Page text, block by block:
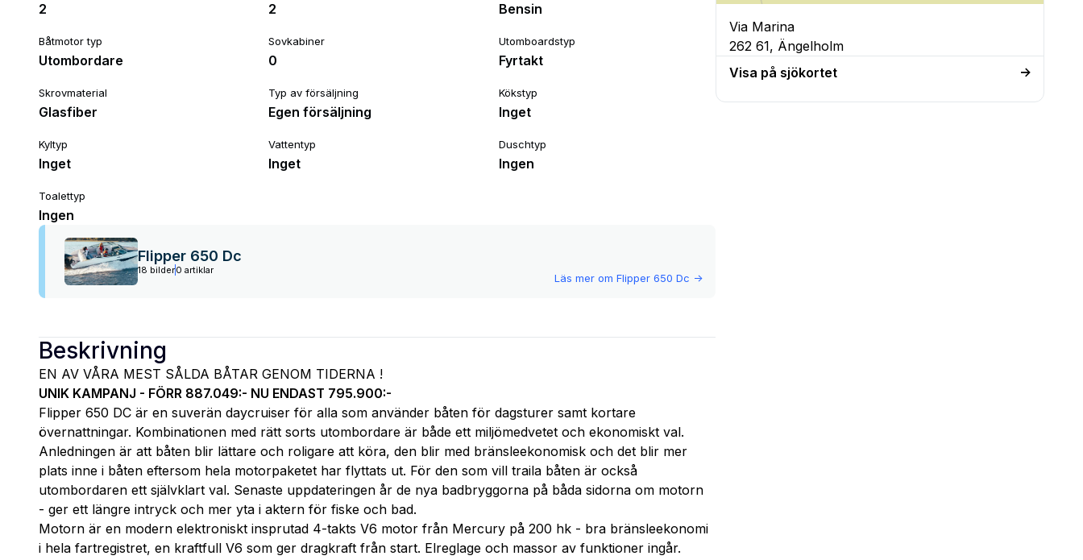
2 2 Bensin
Båtmotor typ
Utombordare
Sovkabiner
0
Utomboardstyp
Fyrtakt
Skrovmaterial
Glasfiber
Typ av försäljning
Egen försäljning
Kökstyp
Inget
Kyltyp
Inget
Vattentyp
Inget
Duschtyp
Ingen
Toalettyp
Ingen
Flipper 650 Dc
18 bilder0 artiklar
Läs mer omFlipper 650 Dc ->
Beskrivning
EN AV VÅRA MEST SÅLDA BÅTAR GENOM TIDERNA !
UNIK KAMPANJ - FÖRR 887.049:- NU ENDAST 795.900:-
Flipper 650 DC är en suverän daycruiser för alla som använder båten för dagsturer samt kortare
övernattningar. Kombinationen med rätt sorts utombordare är både ett miljömedvetet och ekonomiskt val.
Anledningen är att båten blir lättare och roligare att köra, den blir med bränsleekonomisk och det blir mer
plats inne i båten eftersom hela motorpaketet har flyttats ut. För den som vill traila båten är också
utombordaren ett självklart val. Senaste uppdateringen år de nya badbryggorna på båda sidorna om motorn
- ger ett längre intryck och mer yta i aktern för fiske och bad.
Motorn är en modern elektroniskt insprutad 4-takts V6 motor från Mercury på 200 hk - bra bränsleekonomi
i hela fartregistret, en kraftfull V6 som ger dragkraft från start. Elreglage och massor av funktioner ingår.
Via Marina
262 61, Ängelholm
Visa på sjökortet